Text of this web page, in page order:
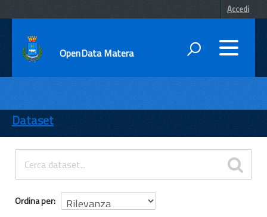
Accedi
OpenData Matera
ENTI
TEMI
INFORMAZIONI
Dataset
Ordina per